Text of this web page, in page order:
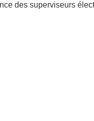
des superviseurs